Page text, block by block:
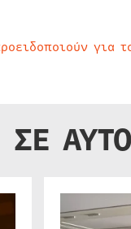
για
ΣΕ